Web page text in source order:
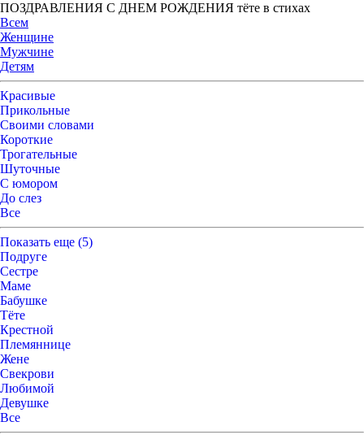
ПОЗДРАВЛЕНИЯ С ДНЕМ РОЖДЕНИЯ тёте в стихах
Всем
Женщине
Мужчине
Детям
Красивые
Прикольные
Своими словами
Короткие
Трогательные
Шуточные
С юмором
До слез
Все
Показать еще (5)
Подруге
Сестре
Маме
Бабушке
Тёте
Крестной
Племяннице
Жене
Свекрови
Любимой
Девушке
Все